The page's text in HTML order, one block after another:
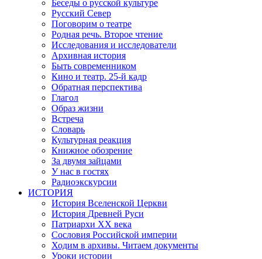
Беседы о русской культуре
Русский Север
Поговорим о театре
Родная речь. Второе чтение
Исследования и исследователи
Архивная история
Быть современником
Кино и театр. 25-й кадр
Обратная перспектива
Глагол
Образ жизни
Встреча
Словарь
Культурная реакция
Книжное обозрение
За двумя зайцами
У нас в гостях
Радиоэкскурсии
ИСТОРИЯ
История Вселенской Церкви
История Древней Руси
Патриархи XX века
Сословия Российской империи
Ходим в архивы. Читаем документы
Уроки истории